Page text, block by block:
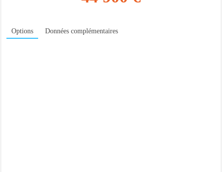
Options Données complémentaires